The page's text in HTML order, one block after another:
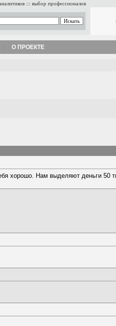
::: выбор профессионалов
О ПРОЕКТЕ
хорошо. Нам выделяют деньги 50